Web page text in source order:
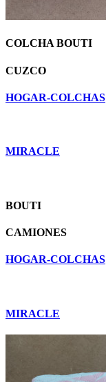
COLCHA BOUTI
CUZCO
HOGAR-COLCHAS
MIRACLE
BOUTI
CAMIONES
HOGAR-COLCHAS
MIRACLE